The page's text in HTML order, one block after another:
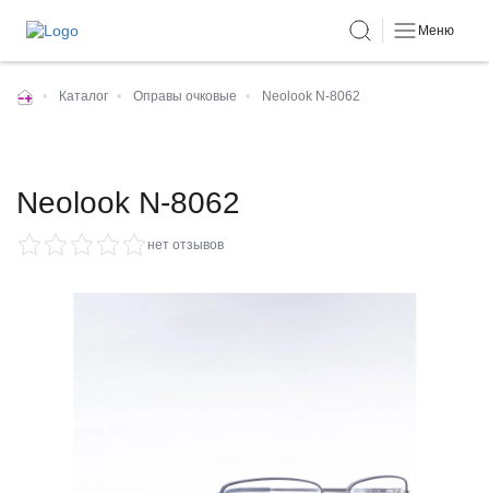
Меню
• Каталог • Оправы очковые • Neolook N-8062
Neolook N-8062
нет отзывов